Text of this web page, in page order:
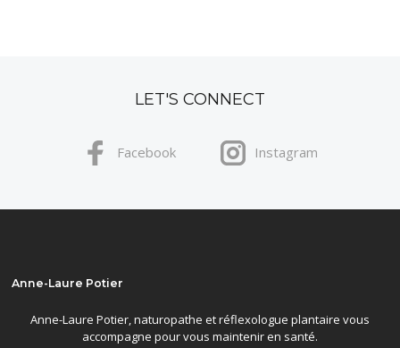
LET'S CONNECT
Facebook Instagram
Anne-Laure Potier
Anne-Laure Potier, naturopathe et réflexologue plantaire vous
accompagne pour vous maintenir en santé.